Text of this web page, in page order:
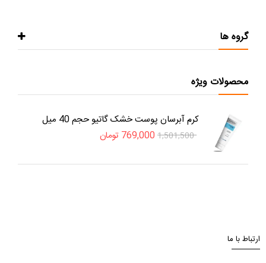
گروه ها
محصولات ویژه
کرم آبرسان پوست خشک گاتیو حجم 40 میل
1,501,500
769,000 تومان
ارتباط با ما